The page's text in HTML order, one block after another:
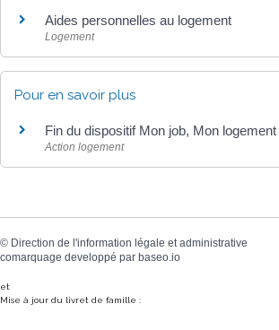
Aides personnelles au logement
Logement
Pour en savoir plus
Fin du dispositif Mon job, Mon logement
Action logement
© Direction de l'information légale et administrative
comarquage developpé par baseo.io
et
Mise à jour du livret de famille :